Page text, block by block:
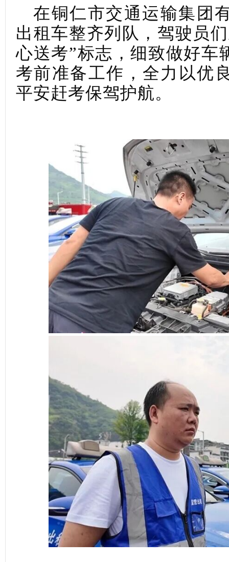
在铜仁市交通运输集团
出租车整齐列队，驾驶员
心送考”标志，细致做好车
考前准备工作，全力以优
平安赶考保驾护航。